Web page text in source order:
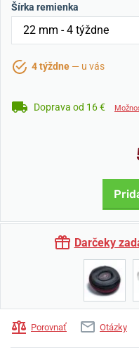
Šírka remienka
4 týždne — u vás
Doprava od 16 €
Darčeky
Porovnať Otázky